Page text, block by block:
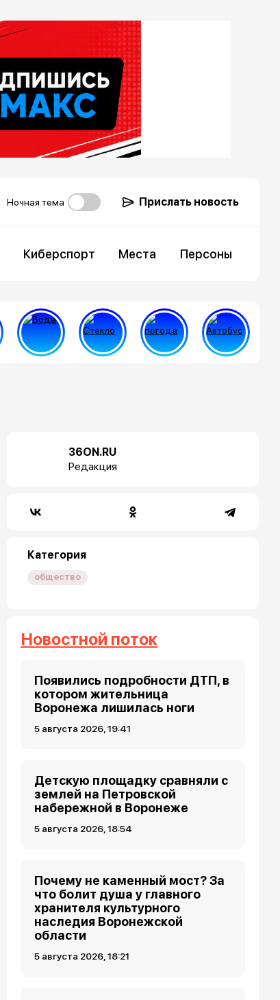
Ночная тема Прислать новость
Киберспорт Места Персоны
36ON.RU
Редакция
Категория
общество
Новостной поток
Появились подробности ДТП, в
котором жительница
Воронежа лишилась ноги
5 августа 2026, 19:41
Детскую площадку сравняли с
землей на Петровской
набережной в Воронеже
5 августа 2026, 18:54
Почему не каменный мост? За
что болит душа у главного
хранителя культурного
наследия Воронежской
области
5 августа 2026, 18:21